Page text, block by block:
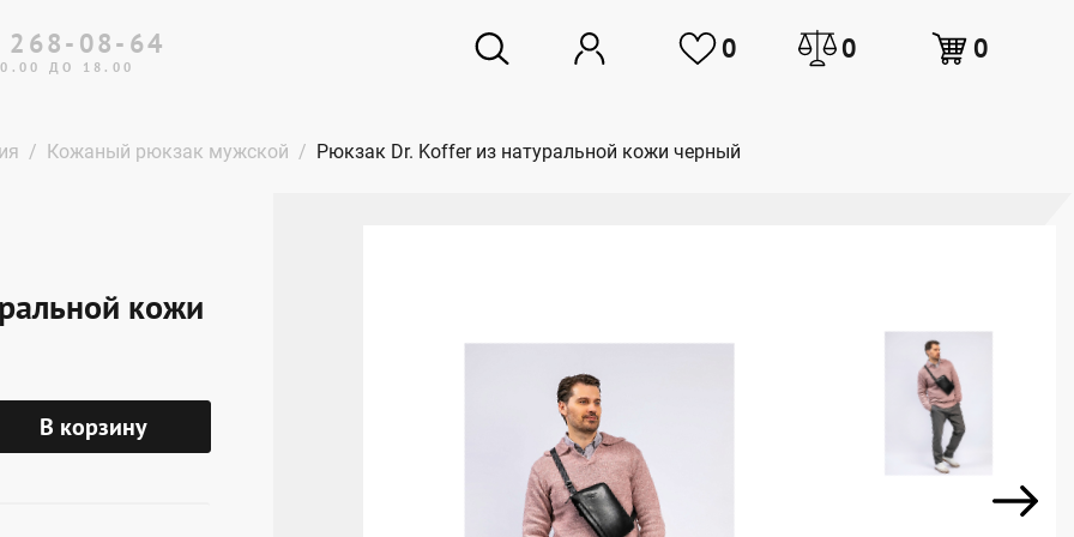
268-08-64
ДО 18.00
0 0 0
Кожаный рюкзак мужской Рюкзак Dr. Koffer из натуральной кожи черный
кожи
В корзину